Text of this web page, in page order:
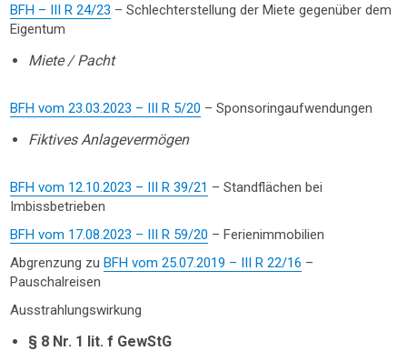
BFH – III R 24/23 – Schlechterstellung der Miete gegenüber dem
Eigentum
Miete / Pacht
BFH vom 23.03.2023 – III R 5/20 – Sponsoringaufwendungen
Fiktives Anlagevermögen
BFH vom 12.10.2023 – III R 39/21 – Standflächen bei
Imbissbetrieben
BFH vom 17.08.2023 – III R 59/20 – Ferienimmobilien
Abgrenzung zuBFH vom 25.07.2019 – III R 22/16 –
Pauschalreisen
Ausstrahlungswirkung
§ 8 Nr. 1 lit. f GewStG